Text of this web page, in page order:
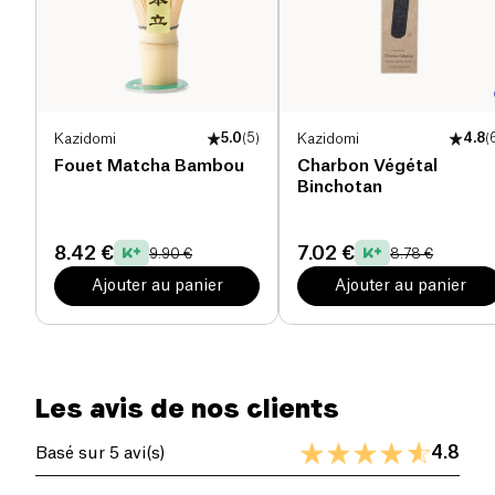
Kazidomi 5.0(5)
Fouet Matcha Bambou
8.42 € 9.90 €
Ajouter au panier
Kazidomi 4.8(
Charbon Végétal
Binchotan
7.02 € 8.78 €
Ajouter au panier
Les avis de nos clients
Basé sur 5 avi(s) 4.8